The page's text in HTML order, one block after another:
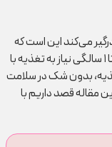
می‌کند این است که
تغذیه نوزاد باید چگونه باشد! نوزادان از بدو تولد تا ۱ سالگی نیاز به تغذیه با
بدون شک در سلامت
مقاله قصد داریم با